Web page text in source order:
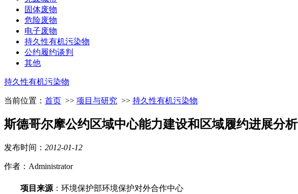
固体废物
危险废物
电子废物
持久性有机污染物
公约履约谈判
其他
持久性有机污染物
当前位置： 首页 >> 项目与研究 >> 持久性有机污染物
斯德哥尔摩公约区域中心能力建设和区域履约进展分析
发布时间： 2012-01-12
作者：Administrator
项目来源 ：环境保护部环境保护对外合作中心